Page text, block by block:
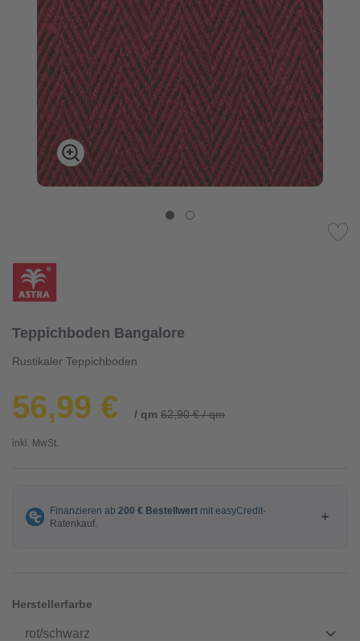
Teppichboden Bangalore
Rustikaler Teppichboden
56,99 € / qm 62,90 € / qm
inkl. MwSt.
Herstellerfarbe
rot/schwarz